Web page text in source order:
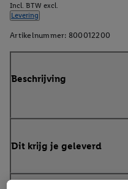
Incl. BTW excl.
Levering
Artikelnummer: 800012200
Beschrijving
Dit krijg je geleverd